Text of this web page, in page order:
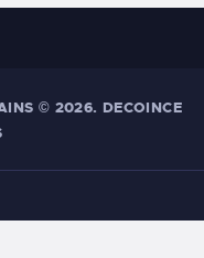
© 2026. DECOINCE